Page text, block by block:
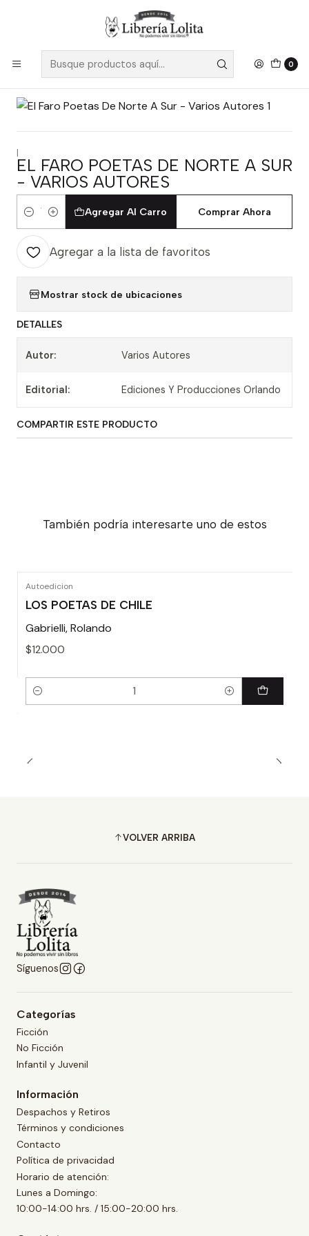
0
Despacho a todo Chile
|
EL FARO POETAS DE NORTE A SUR
- VARIOS AUTORES
Cantidad
Agregar Al Carro Comprar Ahora
Agregar a la lista de favoritos
Mostrar stock de ubicaciones
DETALLES
Autor: Varios Autores
Editorial: Ediciones Y Producciones Orlando
COMPARTIR ESTE PRODUCTO
También podría interesarte uno de estos
Autoedicion
LOS POETAS DE CHILE
Gabrielli, Rolando
$12.000
Cantidad
VOLVER ARRIBA
Síguenos
Categorías
Ficción
No Ficción
Infantil y Juvenil
Información
Despachos y Retiros
Términos y condiciones
Contacto
Política de privacidad
Horario de atención:
Lunes a Domingo:
10:00-14:00 hrs. / 15:00-20:00 hrs.